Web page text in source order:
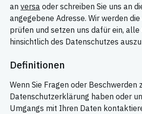
an versa oder schreiben Sie uns an
angegebene Adresse. Wir werden
prüfen und setzen uns dafür ein,
hinsichtlich des Datenschutzes
Definitionen
Wenn Sie Fragen oder Beschwerden
Datenschutzerklärung haben oder
Umgangs mit Ihren Daten